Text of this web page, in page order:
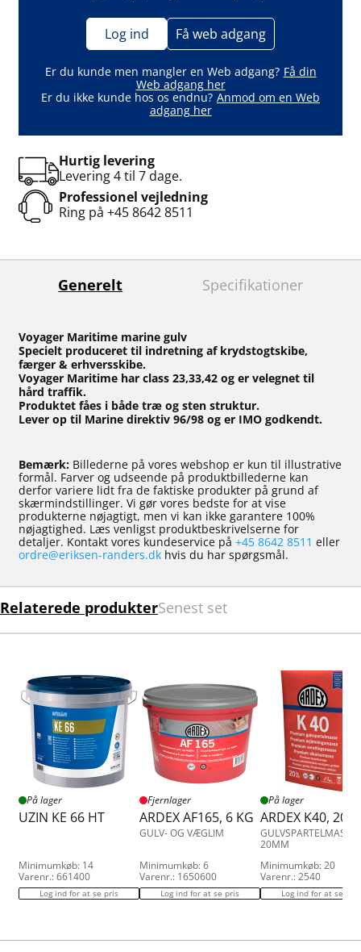
Log ind Få web adgang
Er du kunde men mangler en Web adgang? Få din
Web adgang her
Er du ikke kunde hos os endnu? Anmod om en Web
adgang her
Hurtig levering
Levering 4 til 7 dage.
Professionel vejledning
Ring på +45 8642 8511
Generelt Specifikationer
Voyager Maritime marine gulv
Specielt produceret til indretning af krydstogtskibe,
færger & erhversskibe.
Voyager Maritime har class 23,33,42 og er velegnet til
hård traffik.
Produktet fåes i både træ og sten struktur.
Lever op til Marine direktiv 96/98 og er IMO godkendt.
Bemærk: Billederne på vores webshop er kun til illustrative
formål. Farver og udseende på produktbillederne kan
derfor variere lidt fra de faktiske produkter på grund af
skærmindstillinger. Vi gør vores bedste for at vise
produkterne nøjagtigt, men vi kan ikke garantere 100%
nøjagtighed. Læs venligst produktbeskrivelserne for
detaljer. Kontakt vores kundeservice på +45 8642 8511 eller
ordre@eriksen-randers.dk hvis du har spørgsmål.
Relaterede produkterSenest set
På lager
UZIN KE 66 HT
Minimumkøb: 14
Varenr.: 661400
Log ind for at se pris
Fjernlager
ARDEX AF165, 6 KG
GULV- OG VÆGLIM
Minimumkøb: 6
Varenr.: 1650600
Log ind for at se pris
På lager
ARDEX K40, 20
GULVSPARTELMASSE
20MM
Minimumkøb: 20
Varenr.: 2540
Log ind for at se pris